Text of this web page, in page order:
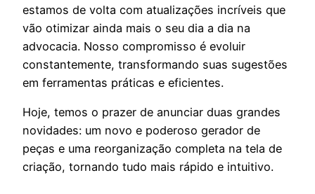
estamos de volta com atualizações incríveis que
vão otimizar ainda mais o seu dia a dia na
advocacia. Nosso compromisso é evoluir
constantemente, transformando suas sugestões
em ferramentas práticas e eficientes.
Hoje, temos o prazer de anunciar duas grandes
novidades: um novo e poderoso gerador de
peças e uma reorganização completa na tela de
criação, tornando tudo mais rápido e intuitivo.